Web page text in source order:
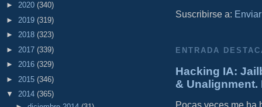
► 2020 (340)
► 2019 (319)
► 2018 (323)
► 2017 (339)
► 2016 (329)
► 2015 (346)
▼ 2014 (365)
Suscribirse a:
ENTRADA
Hacking IA:
&
Pocas veces me ha